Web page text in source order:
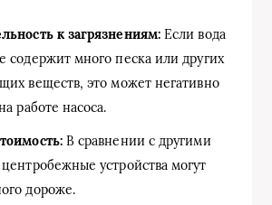
к загрязнениям:Если вода
содержит много песка или других
веществ, это может негативно
работе насоса.
В сравнении с другими
устройства могут
дороже.